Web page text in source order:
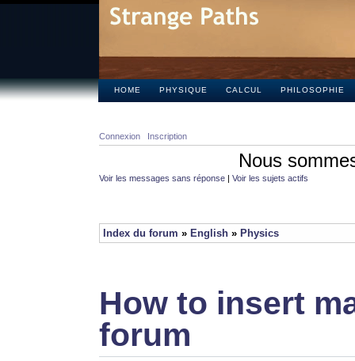
HOME PHYSIQUE CALCUL PHILOSOPHIE
Connexion Inscription
Nous
Voir les messages sans réponse | Voir les sujets actifs
Index du forum » English » Physics
How to insert
forum